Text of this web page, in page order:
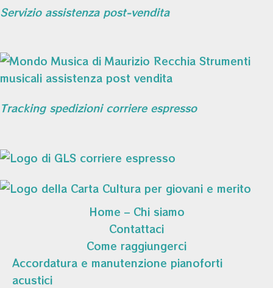
Servizio assistenza post-vendita
Tracking spedizioni corriere espresso
Home – Chi siamo
Contattaci
Come raggiungerci
Accordatura e manutenzione pianoforti
acustici